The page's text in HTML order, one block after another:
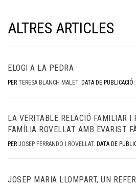
ALTRES ARTICLES
ELOGI A LA PEDRA
PER TERESA BLANCH MALET. DATA DE
LA VERITABLE RELACIÓ FAMILIAR I
FAMÍLIA ROVELLAT AMB EVARIST
PER JOSEP FERRANDO I ROVELLAT. DATA DE
JOSEP MARIA LLOMPART, UN